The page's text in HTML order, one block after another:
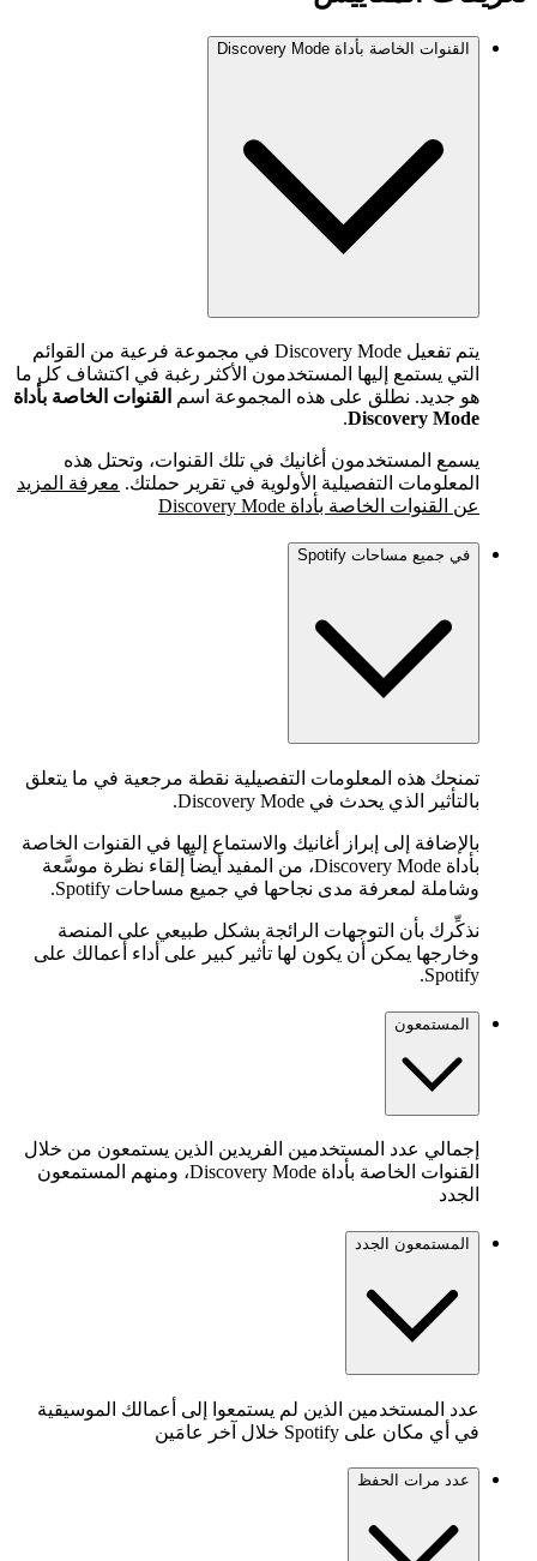
القنوات الخاصة بأداة Discovery Mode
يتم تفعيل Discovery Mode في مجموعة فرعية من القوائم
التي يستمع إليها المستخدمون الأكثر رغبة في اكتشاف كل ما
هو جديد. نطلق على هذه المجموعة اسم القنوات الخاصة بأداة
Discovery Mode
.
يسمع المستخدمون أغانيك في تلك القنوات، وتحتل هذه
المعلومات التفصيلية الأولوية في تقرير حملتك. معرفة المزيد
عن القنوات الخاصة بأداة Discovery Mode
في جميع مساحات Spotify
تمنحك هذه المعلومات التفصيلية نقطة مرجعية في ما يتعلق
بالتأثير الذي يحدث في Discovery Mode.
بالإضافة إلى إبراز أغانيك والاستماع إليها في القنوات الخاصة
بأداة Discovery Mode، من المفيد أيضاً إلقاء نظرة موسَّعة
وشاملة لمعرفة مدى نجاحها في جميع مساحات Spotify.
نذكِّرك بأن التوجهات الرائجة بشكل طبيعي على المنصة
وخارجها يمكن أن يكون لها تأثير كبير على أداء أعمالك على
Spotify.
المستمعون
إجمالي عدد المستخدمين الفريدين الذين يستمعون من خلال
القنوات الخاصة بأداة Discovery Mode، ومنهم المستمعون
الجدد
المستمعون الجدد
عدد المستخدمين الذين لم يستمعوا إلى أعمالك الموسيقية
في أي مكان على Spotify خلال آخر عامَين
عدد مرات الحفظ